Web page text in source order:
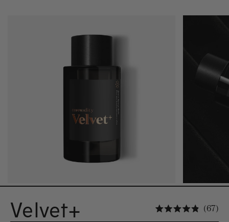
Velvet+ 67